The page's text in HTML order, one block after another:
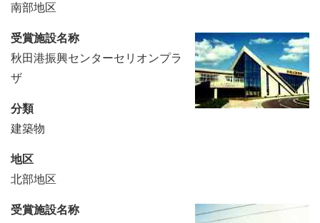
南部地区
受賞施設名称
秋田港振興センターセリオンプラ
ザ
分類
建築物
地区
北部地区
受賞施設名称